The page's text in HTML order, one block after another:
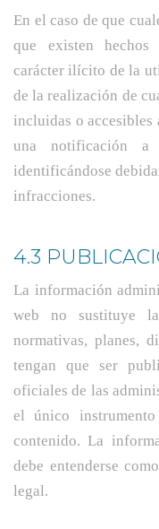
En el caso de que
que existen
carácter ilícito de la
de la realización de
incluidas o accesibles
una notificación a
identificándose
infracciones.
4.3
La información
web no sustituye
normativas, planes,
tengan que ser
oficiales de las
el único
contenido. La
debe entenderse
legal.